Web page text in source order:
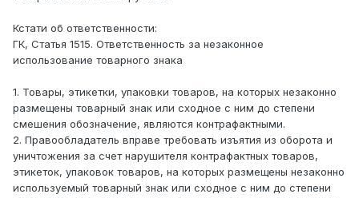
Кстати об ответственности:
ГК, Статья 1515. Ответственность за незаконное
использование товарного знака
1. Товары, этикетки, упаковки товаров, на которых незаконно
размещены товарный знак или сходное с ним до степени
смешения обозначение, являются контрафактными.
2. Правообладатель вправе требовать изъятия из оборота и
уничтожения за счет нарушителя контрафактных товаров,
этикеток, упаковок товаров, на которых размещены незаконно
используемый товарный знак или сходное с ним до степени